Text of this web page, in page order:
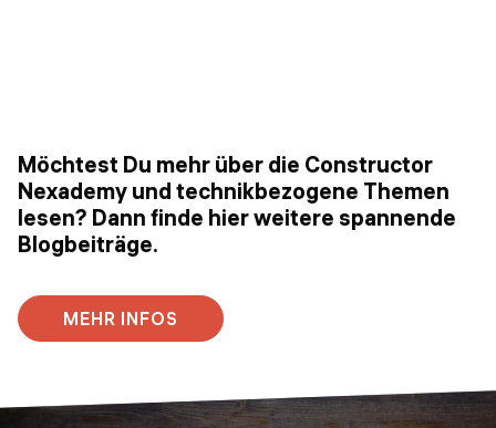
Möchtest Du mehr über die Constructor
Nexademy und technikbezogene Themen
lesen? Dann finde hier weitere spannende
Blogbeiträge.
MEHR INFOS